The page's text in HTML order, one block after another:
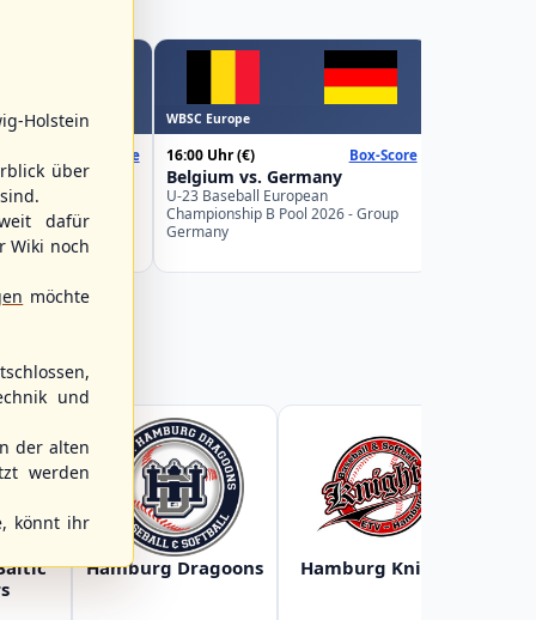
Box-Score
2026 - Group
WBSC Europe
16:00 Uhr(€) Box-Score
Belgium vs. Germany
U-23 Baseball European
Championship B Pool 2026 - Group
Germany
Hamburg Dragoons Hamburg Knights
Holstein
über
dafür
Wiki noch
möchte
und
der alten
werden
könnt ihr